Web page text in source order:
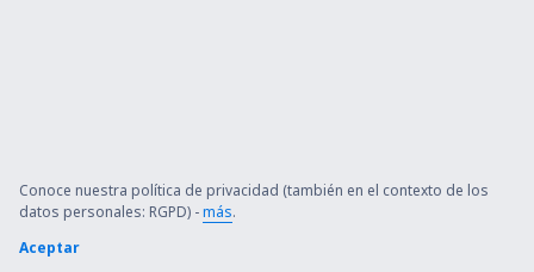
Conoce nuestra política de privacidad (también en el contexto de los
datos personales: RGPD) -más.
Aceptar